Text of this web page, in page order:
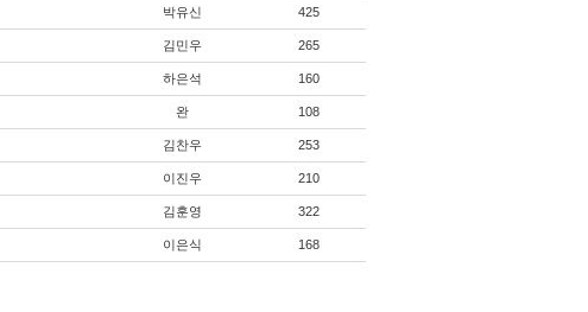
박유신 425
김민우 265
하은석 160
완 108
김찬우 253
이진우 210
김훈영 322
이은식 168